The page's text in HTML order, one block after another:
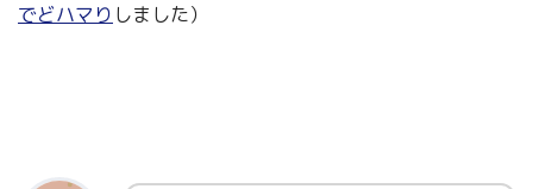
でどハマり しました）